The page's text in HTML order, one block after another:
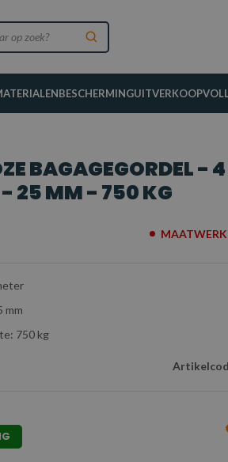
BESCHERMINGUITVERKOOP
BAGAGEGORDEL - 4
- 25 MM - 750 KG
mm
750 kg